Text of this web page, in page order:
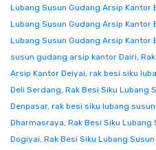
Lubang Susun Gudang Arsip Kantor
Lubang Susun Gudang Arsip Kantor
Lubang Susun Gudang Arsip Kantor
susun gudang arsip kantor Dairi,
Arsip Kantor Deiyai, rak besi siku
Deli Serdang, Rak Besi Siku Lubang
Denpasar, rak besi siku lubang
Dharmasraya, Rak Besi Siku
Dogiyai, Rak Besi Siku Lubang